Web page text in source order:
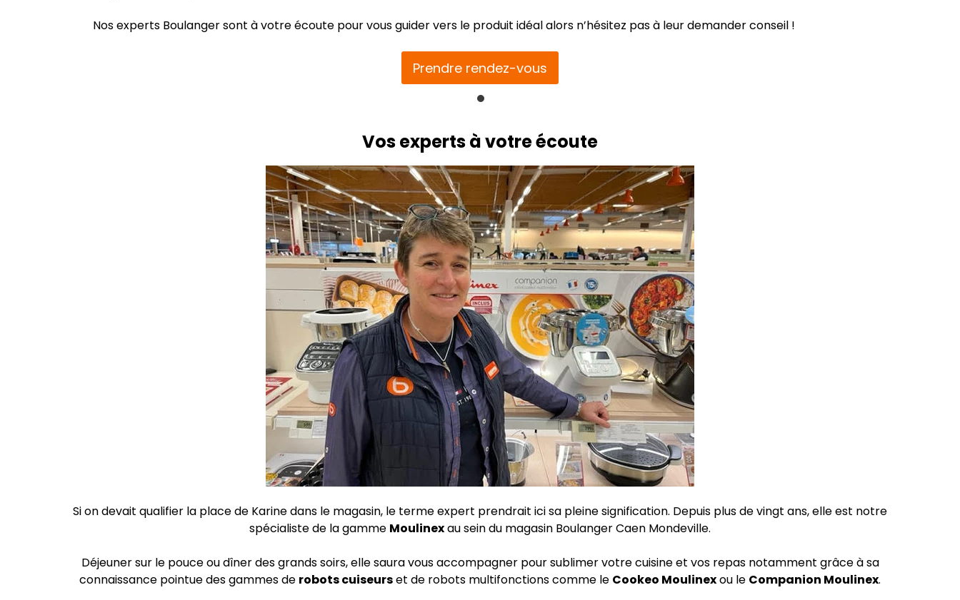
Nos experts Boulanger sont à votre écoute pour vous guider vers le produit idéal alors n’hésitez pas à leur demander conseil !
Prendre rendez-vous
Vos experts à votre écoute
Si on devait qualifier la place de Karine dans le magasin, le terme expert prendrait ici sa pleine signification. Depuis plus de vingt ans, elle est notre
spécialiste de la gamme Moulinexau sein du magasin Boulanger Caen Mondeville.
Déjeuner sur le pouce ou dîner des grands soirs, elle saura vous accompagner pour sublimer votre cuisine et vos repas notamment grâce à sa
connaissance pointue des gammes de robots cuiseurset de robots multifonctions comme le Cookeo Moulinexou le Companion Moulinex.